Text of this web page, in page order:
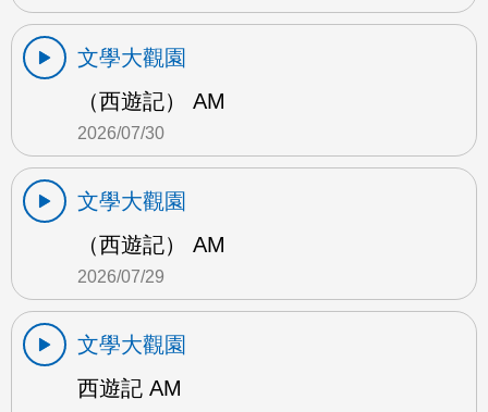
文學大觀園
（西遊記） AM
2026/07/30
文學大觀園
（西遊記） AM
2026/07/29
文學大觀園
西遊記 AM